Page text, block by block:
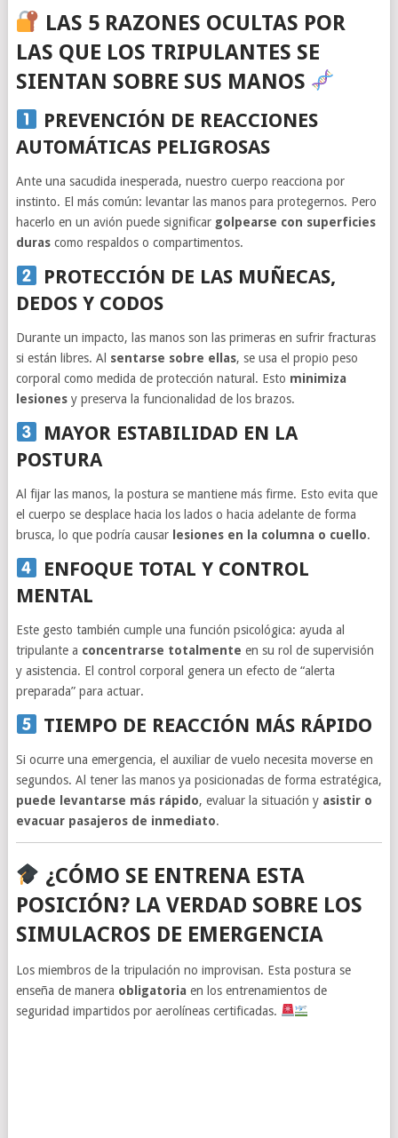
LAS 5 RAZONES OCULTAS POR
LAS QUE LOS TRIPULANTES SE
SIENTAN SOBRE SUS MANOS
PREVENCIÓN DE REACCIONES
AUTOMÁTICAS PELIGROSAS
Ante una sacudida inesperada, nuestro cuerpo reacciona por
instinto. El más común: levantar las manos para protegernos. Pero
hacerlo en un avión puede significar golpearse con superficies
durascomo respaldos o compartimentos.
PROTECCIÓN DE LAS MUÑECAS,
DEDOS Y CODOS
Durante un impacto, las manos son las primeras en sufrir fracturas
si están libres. Al sentarse sobre ellas, se usa el propio peso
corporal como medida de protección natural. Esto minimiza
lesionesy preserva la funcionalidad de los brazos.
MAYOR ESTABILIDAD EN LA
POSTURA
Al fijar las manos, la postura se mantiene más firme. Esto evita que
el cuerpo se desplace hacia los lados o hacia adelante de forma
brusca, lo que podría causar lesiones en la columna o cuello.
ENFOQUE TOTAL Y CONTROL
MENTAL
Este gesto también cumple una función psicológica: ayuda al
tripulante a concentrarse totalmente en su rol de supervisión
y asistencia. El control corporal genera un efecto de “alerta
preparada” para actuar.
TIEMPO DE REACCIÓN MÁS RÁPIDO
Si ocurre una emergencia, el auxiliar de vuelo necesita moverse en
segundos. Al tener las manos ya posicionadas de forma estratégica,
puede levantarse más rápido, evaluar la situación y asistir o
evacuar pasajeros de inmediato.
¿CÓMO SE ENTRENA ESTA
POSICIÓN? LA VERDAD SOBRE LOS
SIMULACROS DE EMERGENCIA
Los miembros de la tripulación no improvisan. Esta postura se
enseña de manera obligatoria en los entrenamientos de
seguridad impartidos por aerolíneas certificadas.